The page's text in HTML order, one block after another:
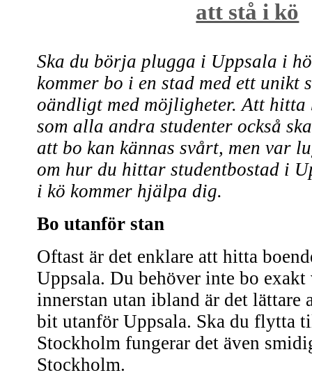
att stå i kö
Ska du börja plugga i Uppsala i
kommer bo i en stad med ett unikt
oändligt med möjligheter. Att hitta
som alla andra studenter också
att bo kan kännas svårt, men var
om hur du hittar studentbostad i
i kö kommer hjälpa dig.
Bo utanför stan
Oftast är det enklare att hitta
Uppsala. Du behöver inte bo
innerstan utan ibland är det lättare
bit utanför Uppsala. Ska du flytta
Stockholm fungerar det även
Stockholm.